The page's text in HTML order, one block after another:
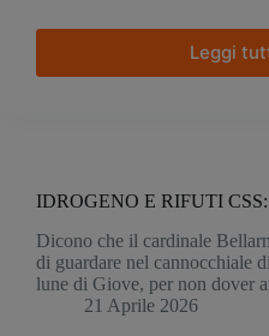
Leggi
IDROGENO E RIFUTI CSS:
Dicono che il cardinale
di guardare nel cannocchiale
lune di Giove, per non dover
21 Aprile 2026